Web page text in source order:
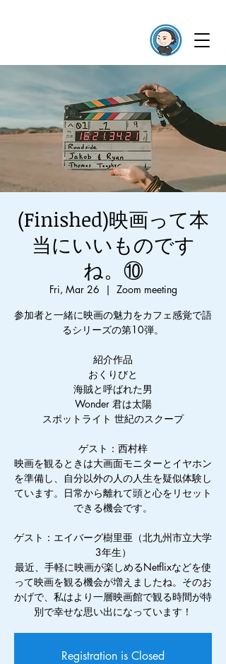
(Finished)映画って本
当にいいものです
ね。⑩
Fri, Mar 26
  |
Zoom meeting
参加者と一緒に映画の魅力をカフェ感覚で語
るシリーズの第10弾。
紹介作品
おくりびと
海賊と呼ばれた男
Wonder 君は太陽
スポットライト 世紀のスクープ
ゲスト：西村梓
映画を観るときは大画面モニターとイヤホン
を準備し、自分以外の人の人生を疑似体験し
ています。日常から離れて頭と心をリセット
できる機会です。
ゲスト：エイバーグ樹里亜（北九州市立大学
3年生）
最近、手軽に映画が楽しめるNetflixなどを使
って映画を観る機会が増えましたね。そのお
かげで、私はより一層映画館で観る時間が特
別で幸せな思い出になっています！
Registration is Closed